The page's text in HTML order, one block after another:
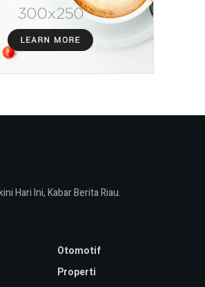
Hari Ini, Kabar Berita Riau.
Otomotif
Properti